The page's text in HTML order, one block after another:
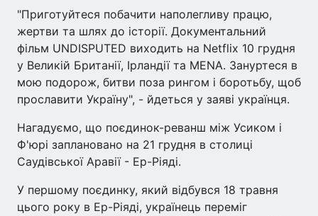
"Приготуйтеся побачити наполегливу працю,
жертви та шлях до історії. Документальний
фільм UNDISPUTED виходить на Netflix 10 грудня
у Великій Британії, Ірландії та MENA. Зануртеся в
мою подорож, битви поза рингом і боротьбу, щоб
прославити Україну", - йдеться у заяві українця.
Нагадуємо, що поєдинок-реванш між Усиком і
Ф'юрі заплановано на 21 грудня в столиці
Саудівської Аравії - Ер-Ріяді.
У першому поєдинку, який відбувся 18 травня
цього року в Ер-Ріяді, українець переміг